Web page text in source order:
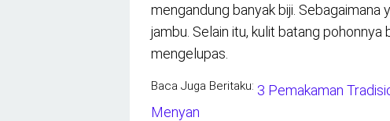
mengandung banyak biji. Sebagaimana
jambu. Selain itu, kulit batang
mengelupas.
Baca Juga Beritaku: 3 Pemakaman
Menyan